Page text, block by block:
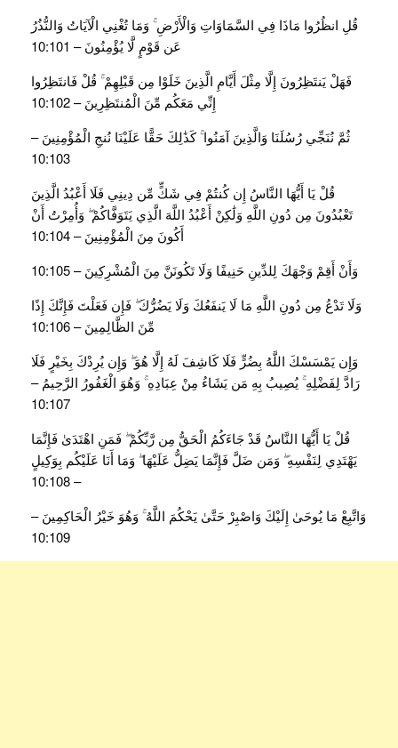
قُلِ انظُرُوا مَاذَا فِي السَّمَاوَاتِ وَالْأَرْضِ ۚ وَمَا تُغْنِي الْآيَاتُ وَالنُّذُرُ
عَن قَوْمٍ لَّا يُؤْمِنُونَ – 10:101
فَهَلْ يَنتَظِرُونَ إِلَّا مِثْلَ أَيَّامِ الَّذِينَ خَلَوْا مِن قَبْلِهِمْ ۚ قُلْ فَانتَظِرُوا
إِنِّي مَعَكُم مِّنَ الْمُنتَظِرِينَ – 10:102
ثُمَّ نُنَجِّي رُسُلَنَا وَالَّذِينَ آمَنُوا ۚ كَذَٰلِكَ حَقًّا عَلَيْنَا نُنجِ الْمُؤْمِنِينَ –
10:103
قُلْ يَا أَيُّهَا النَّاسُ إِن كُنتُمْ فِي شَكٍّ مِّن دِينِي فَلَا أَعْبُدُ الَّذِينَ
تَعْبُدُونَ مِن دُونِ اللَّهِ وَلَٰكِنْ أَعْبُدُ اللَّهَ الَّذِي يَتَوَفَّاكُمْ ۖ وَأُمِرْتُ أَنْ
أَكُونَ مِنَ الْمُؤْمِنِينَ – 10:104
وَأَنْ أَقِمْ وَجْهَكَ لِلدِّينِ حَنِيفًا وَلَا تَكُونَنَّ مِنَ الْمُشْرِكِينَ – 10:105
وَلَا تَدْعُ مِن دُونِ اللَّهِ مَا لَا يَنفَعُكَ وَلَا يَضُرُّكَ ۖ فَإِن فَعَلْتَ فَإِنَّكَ إِذًا
مِّنَ الظَّالِمِينَ – 10:106
وَإِن يَمْسَسْكَ اللَّهُ بِضُرٍّ فَلَا كَاشِفَ لَهُ إِلَّا هُوَ ۖ وَإِن يُرِدْكَ بِخَيْرٍ فَلَا
رَادَّ لِفَضْلِهِ ۚ يُصِيبُ بِهِ مَن يَشَاءُ مِنْ عِبَادِهِ ۚ وَهُوَ الْغَفُورُ الرَّحِيمُ –
10:107
قُلْ يَا أَيُّهَا النَّاسُ قَدْ جَاءَكُمُ الْحَقُّ مِن رَّبِّكُمْ ۖ فَمَنِ اهْتَدَىٰ فَإِنَّمَا
يَهْتَدِي لِنَفْسِهِ ۖ وَمَن ضَلَّ فَإِنَّمَا يَضِلُّ عَلَيْهَا ۖ وَمَا أَنَا عَلَيْكُم بِوَكِيلٍ
– 10:108
وَاتَّبِعْ مَا يُوحَىٰ إِلَيْكَ وَاصْبِرْ حَتَّىٰ يَحْكُمَ اللَّهُ ۚ وَهُوَ خَيْرُ الْحَاكِمِينَ –
10:109